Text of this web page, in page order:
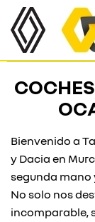
Bienvenido a
y Dacia en
segunda mano
No solo nos
incomparable,